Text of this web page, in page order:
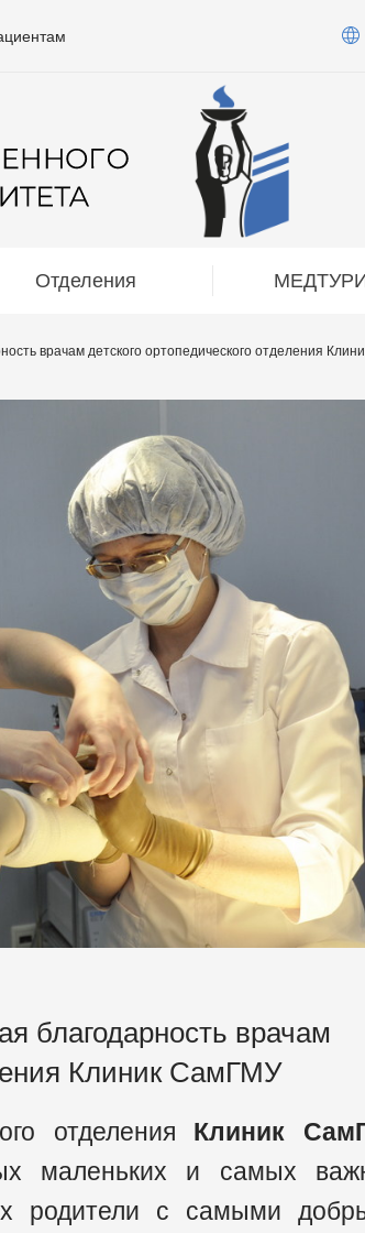
Отделения
врачам детского ортопедического отделения
благодарность врачам
Клиник СамГМУ
отделения Клиник
маленьких и самых
родители с самыми